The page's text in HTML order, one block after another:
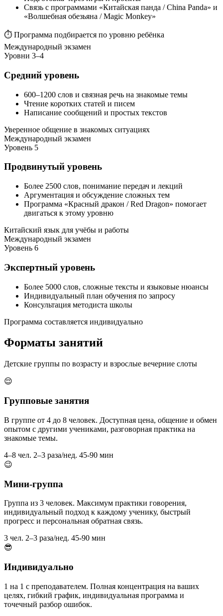
Связь с программами «Китайская панда / China Panda» и
«Волшебная обезьяна / Magic Monkey»
⏱ Программа подбирается по уровню ребёнка
Международный экзамен
Уровни 3–4
Средний уровень
600–1200 слов и связная речь на знакомые темы
Чтение коротких статей и писем
Написание сообщений и простых текстов
Уверенное общение в знакомых ситуациях
Международный экзамен
Уровень 5
Продвинутый уровень
Более 2500 слов, понимание передач и лекций
Аргументация и обсуждение сложных тем
Программа «Красный дракон / Red Dragon» помогает
двигаться к этому уровню
Китайский язык для учёбы и работы
Международный экзамен
Уровень 6
Экспертный уровень
Более 5000 слов, сложные тексты и языковые нюансы
Индивидуальный план обучения по запросу
Консультация методиста школы
Программа составляется индивидуально
Форматы занятий
Детские группы по возрасту и взрослые вечерние слоты
😌
Групповые занятия
В группе от 4 до 8 человек. Доступная цена, общение и обмен
опытом с другими учениками, разговорная практика на
знакомые темы.
4–8 чел. 2–3 раза/нед. 45-90 мин
😉
Мини-группа
Группа из 3 человек. Максимум практики говорения,
индивидуальный подход к каждому ученику, быстрый
прогресс и персональная обратная связь.
3 чел. 2–3 раза/нед. 45-90 мин
😎
Индивидуально
1 на 1 с преподавателем. Полная концентрация на ваших
целях, гибкий график, индивидуальная программа и
точечный разбор ошибок.